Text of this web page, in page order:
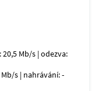
Mb/s | odezva:
s | nahrávání: -